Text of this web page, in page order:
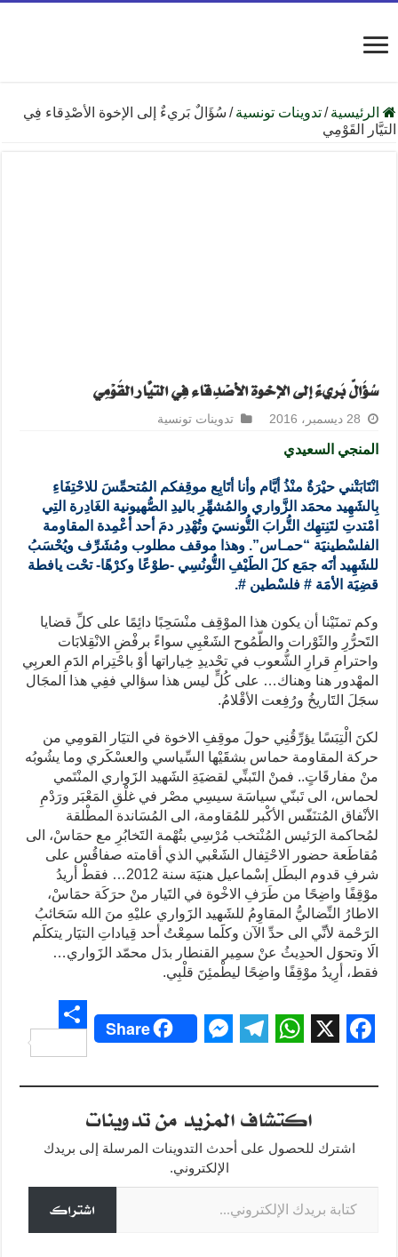
الرئيسية /تدوينات تونسية / سُؤَالٌ بَريءٌ إلى الإخوة الأصْدِقاء فِي
التيَّار القَوْمِي
سُؤَالٌ بَريءٌ إلى الإخوة الأصْدِقاء فِي التيَّار القَوْمِي
28 ديسمبر، 2016 تدوينات تونسية
المنجي السعيدي
انْتَابَتْني حيْرَةٌ منْذُ أيَّام وأنا أتَابِع موقِفكم المُتحمِّسَ للاحْتِفَاءِ
بِالشََهِيد محمََد الزَّواري والمُشهِّرِ باليدِ الصُّهيونية الغَادِرة التِي
امْتدتِ لتَنِتهِك التُّرابَ التُّونسيََ وتُهْدِر دمَ أحد أعْمِدة المقاومة
الفلسْطينيََة “حمـاس”. وهذا موقف مطلوب ومُشَرِّف ويُحْسَبُ
للشََهِيد أنََه جمَع كلََ الطََيْفِ التُّونُسِي -طوْعًا وكرْهًا- تحْت يافطة
قضِيََة الأمََة # فلسْطين #.
وكم تمنََيْنا أن يكون هذا الموْقِف منْسَحِبًا دائِمًا على كلِّ قضايا
التََحرُّرِ والثََوْرات والطّمُوح الشََعْبِي سواءً برفْضِ الانْقِلابَات
واحترامِ قرارِ الشُّعوب في تحْديدِ خِياراتها أوْ باحْتِرام الدََمِ العربِي
المهْدور هنا وهناك… على كُلٍّ ليس هذا سؤالي ففِي هذا المجَال
سجََلَ التََاريخُ ورُفِعت الأقْلامُ.
لكنََ الْتِبَسًا يؤرِّقُنِي حولَ موقِفِ الاخوة في التيََار القومِي من
حركة المقاومة حماس بشقََيْها السِّياسي والعسْكَري وما يشُوبُه
منْ مفارقَاتٍ.. فمنْ التََبنِّي لقضيََةِ الشََهيد الزََواري المنْتَمي
لحماس، الى تَبنّي سياسَة سيسِي مصْر في غلْقِ المَعْبَر ورَدْمِ
الأنْفاق المُتنَفّس الأكْبر للمُقاومة، الى المُسَاندة المطْلقة
لمُحاكمة الرََئيس المُنْتخب مُرْسِي بتُهْمة التََخابُرِ مع حمَاسْ، الى
مُقاطَعة حضور الاحْتِفال الشََعْبي الذي أقامته صفاقُس على
شرفِ قدوم البطَل إسْماعيل هنيََة سنة 2012… فقطْ أريدُ
موْقِفًا واضِحًا من طَرَفِ الاخْوة في التََيار منْ حرَكَة حمَاسْ،
الاطارُ النِّضاليُّ المقاوِمُ للشََهيد الزََواري عليْهِ منَ الله سَحَائبُ
الرََحْمة لأنِّي الى حدِّ الآن وكلََما سمِعْتُ أحد قِياداتِ التيََار يتكلََم
الََا وتحوََل الحدِيثُ عنْ سمِير القنطار بدَل محمّد الزََواري…
فقط، أرِيدُ موْقِفًا واضِحًا ليطْمئِنََ قلْبِي.
a
h
a
t
A
e
l
e
r
a
e
s
s
e
Share
r
e
اكتشاف المزيد من تدوينات
اشترك للحصول على أحدث التدوينات المرسلة إلى بريدك
الإلكتروني.
كتابة بريدك الإلكتروني...
اشتراك